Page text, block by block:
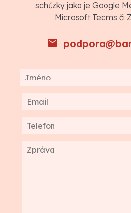
schůzky jako je Google
Microsoft Teams či